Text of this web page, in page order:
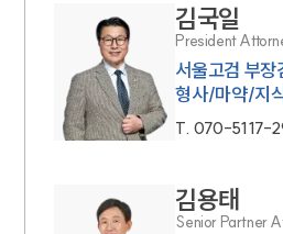
김국일
President
서울고검 부장
형사/마약/지
T. 070-5117-
김용태
Senior Partner